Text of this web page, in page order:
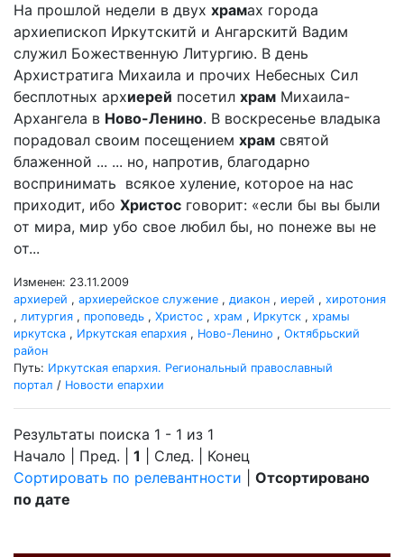
На прошлой недели в двух храмах города
архиепископ Иркутскитй и Ангарскитй Вадим
служил Божественную Литургию. В день
Архистратига Михаила и прочих Небесных Сил
бесплотных архиерей посетил храм Михаила-
Архангела в Ново-Ленино. В воскресенье владыка
порадовал своим посещением храм святой
блаженной ... ... но, напротив, благодарно
воспринимать всякое хуление, которое на нас
приходит, ибо Христос говорит: «если бы вы были
от мира, мир убо свое любил бы, но понеже вы не
от...
Изменен: 23.11.2009
архиерей , архиерейское служение , диакон , иерей , хиротония
, литургия , проповедь , Христос , храм , Иркутск , храмы
иркутска , Иркутская епархия , Ново-Ленино , Октябрьский
район
Путь: Иркутская епархия. Региональный православный
портал / Новости епархии
Результаты поиска 1 - 1 из 1
Начало | Пред. | 1 | След. | Конец
Сортировать по релевантности
Отсортировано
по дате